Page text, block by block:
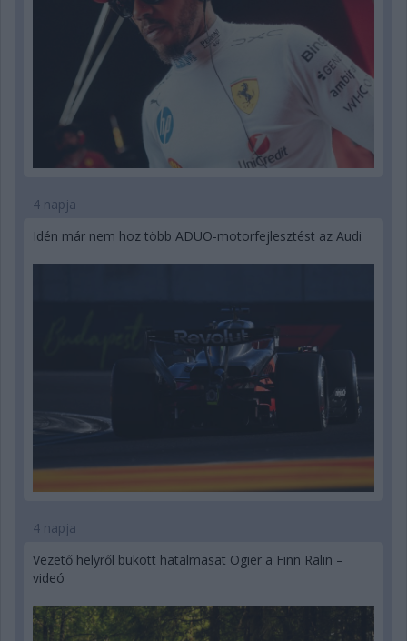
4 napja
Idén már nem hoz több ADUO-motorfejlesztést az Audi
4 napja
Vezető helyről bukott hatalmasat Ogier a Finn Ralin –
videó